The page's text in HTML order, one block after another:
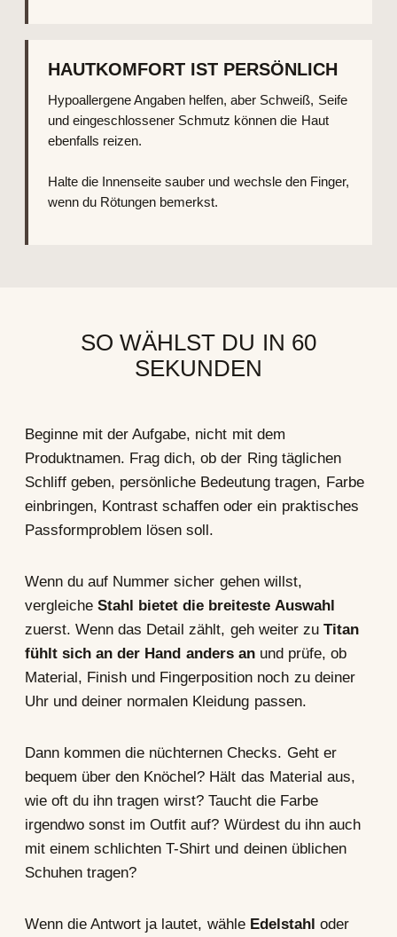
HAUTKOMFORT IST PERSÖNLICH
Hypoallergene Angaben helfen, aber Schweiß, Seife
und eingeschlossener Schmutz können die Haut
ebenfalls reizen.
Halte die Innenseite sauber und wechsle den Finger,
wenn du Rötungen bemerkst.
SO WÄHLST DU IN 60
SEKUNDEN
Beginne mit der Aufgabe, nicht mit dem
Produktnamen. Frag dich, ob der Ring täglichen
Schliff geben, persönliche Bedeutung tragen, Farbe
einbringen, Kontrast schaffen oder ein praktisches
Passformproblem lösen soll.
Wenn du auf Nummer sicher gehen willst,
vergleicheStahl bietet die breiteste Auswahl
zuerst. Wenn das Detail zählt, geh weiter zu Titan
fühlt sich an der Hand anders anund prüfe, ob
Material, Finish und Fingerposition noch zu deiner
Uhr und deiner normalen Kleidung passen.
Dann kommen die nüchternen Checks. Geht er
bequem über den Knöchel? Hält das Material aus,
wie oft du ihn tragen wirst? Taucht die Farbe
irgendwo sonst im Outfit auf? Würdest du ihn auch
mit einem schlichten T-Shirt und deinen üblichen
Schuhen tragen?
Wenn die Antwort ja lautet, wähle Edelstahl oder